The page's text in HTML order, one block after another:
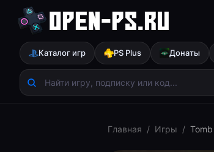
Каталог игр PS Plus Донаты
Главная / Игры /